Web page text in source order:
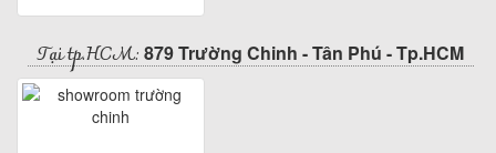
Tại tp.HCM: 879 Trường Chinh - Tân Phú - Tp.HCM